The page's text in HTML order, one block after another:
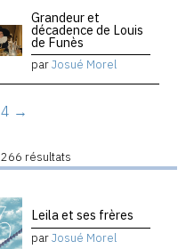
Grandeur et
décadence de Louis
de Funès
parJosué Morel
4 →
266 résultats
Leila et ses frères
parJosué Morel